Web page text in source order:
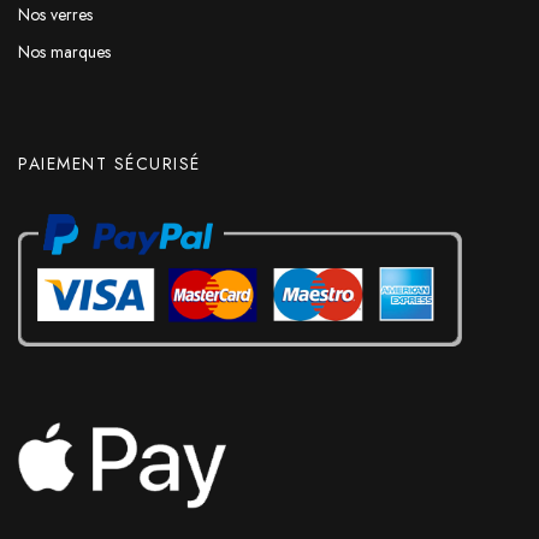
Nos verres
Nos marques
PAIEMENT SÉCURISÉ